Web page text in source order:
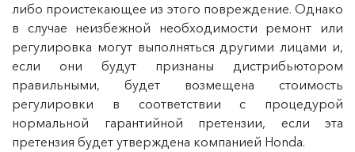
либо проистекающее из этого повреждение. Однако
в случае неизбежной необходимости ремонт или
регулировка могут выполняться другими лицами и,
если они будут признаны дистрибьютором
правильными, будет возмещена стоимость
регулировки в соответствии с процедурой
нормальной гарантийной претензии, если эта
претензия будет утверждена компанией Honda.